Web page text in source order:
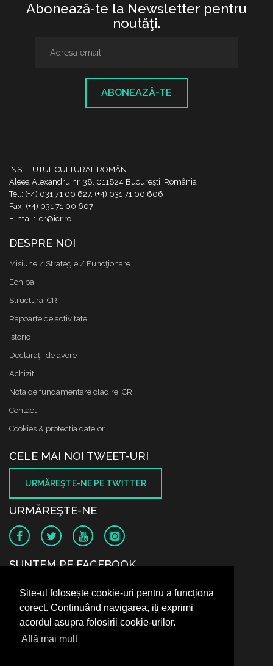
Site-ul folosește cookie-uri pentru a funcționa
corect. Continuând navigarea, iți exprimi
acordul asupra folosirii cookie-urilor.
Află mai mult
Abonează-te la Newsletter pentru
noutăţi.
ABONEAZĂ-TE
INSTITUTUL CULTURAL ROMÂN
Aleea Alexandru nr. 38, 011824 București, România
Tel.: (+4) 031 71 00 627, (+4) 031 71 00 606
Fax: (+4) 031 71 00 607
E-mail: icr@icr.ro
DESPRE NOI
Misiune / Strategie / Funcţionare
Echipa
Structura ICR
Rapoarte de activitate
Istoric
Declaraţii de avere
Achizitii
Nota de fundamentare cladire ICR
Contact
Cookies & protectia datelor
CELE MAI NOI TWEET-URI
URMĂREŞTE-NE PE TWITTER
URMĂREŞTE-NE
SUNTEM PE FACEBOOK